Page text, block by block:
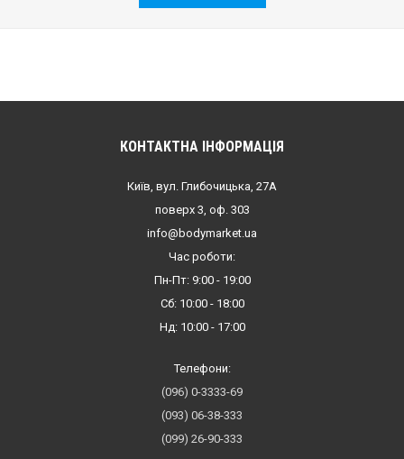
КОНТАКТНА ІНФОРМАЦІЯ
Київ, вул. Глибочицька, 27А
поверх 3, оф. 303
info@bodymarket.ua
Час роботи:
Пн-Пт: 9:00 - 19:00
Сб: 10:00 - 18:00
Нд: 10:00 - 17:00
Телефони:
(096) 0-3333-69
(093) 06-38-333
(099) 26-90-333